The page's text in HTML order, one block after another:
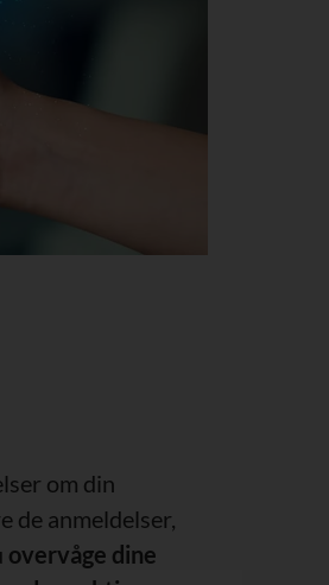
om din
de anmeldelser,
overvåge dine